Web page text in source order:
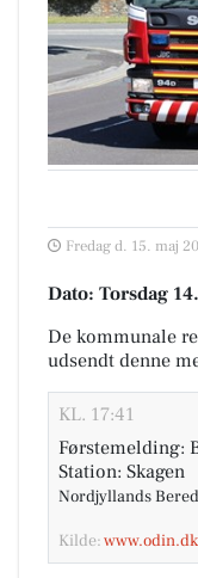
Fredag d. 15. maj
Dato: Torsdag
De kommunale
udsendt denne
KL. 17:41
Førstemelding:
Station: Skagen
Nordjyllands
Kilde: